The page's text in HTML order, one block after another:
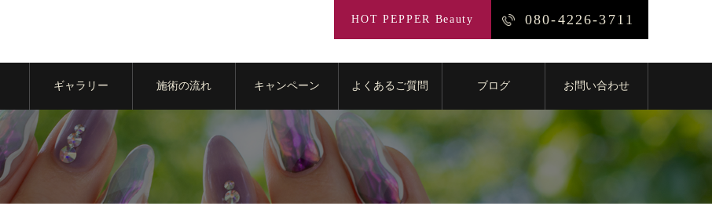
HOT PEPPER Beauty 080-4226-3711
ギャラリー 施術の流れ キャンペーン よくあるご質問 ブログ お問い合わせ